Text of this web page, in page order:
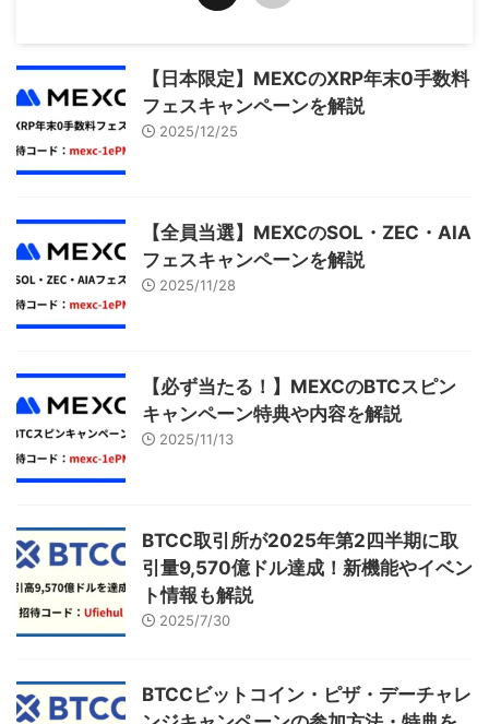
【日本限定】MEXCのXRP年末0手数料
フェスキャンペーンを解説
2025/12/25
【全員当選】MEXCのSOL・ZEC・AIA
フェスキャンペーンを解説
2025/11/28
【必ず当たる！】MEXCのBTCスピン
キャンペーン特典や内容を解説
2025/11/13
BTCC取引所が2025年第2四半期に取
引量9,570億ドル達成！新機能やイベン
ト情報も解説
2025/7/30
BTCCビットコイン・ピザ・デーチャレ